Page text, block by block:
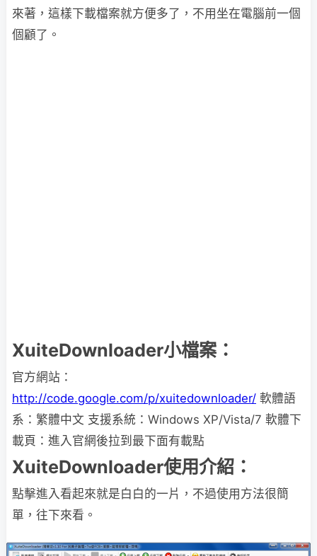
來著，這樣下載檔案就方便多了，不用坐在電腦前一個
個顧了。
XuiteDownloader小檔案：
官方網站：
http://code.google.com/p/xuitedownloader/ 軟體語
系：繁體中文 支援系統：Windows XP/Vista/7 軟體下
載頁：進入官網後拉到最下面有載點
XuiteDownloader使用介紹：
點擊進入看起來就是白白的一片，不過使用方法很簡
單，往下來看。